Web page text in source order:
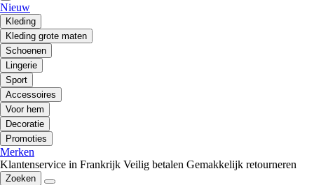
Nieuw
Kleding
Kleding grote maten
Schoenen
Lingerie
Sport
Accessoires
Voor hem
Decoratie
Promoties
Merken
Klantenservice in Frankrijk Veilig betalen Gemakkelijk retourneren
Zoeken